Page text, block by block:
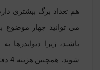
هم تعداد برگ بیشتری
می توانید چهار موضوع
باشید، زیرا دیوایدرها